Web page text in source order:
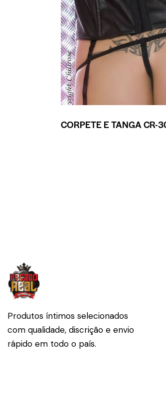
CORPETE E TANGA CR-
Produtos íntimos selecionados
com qualidade, discrição e envio
rápido em todo o país.